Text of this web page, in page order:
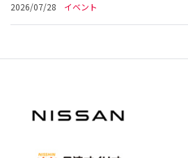
2026/07/28 イベント